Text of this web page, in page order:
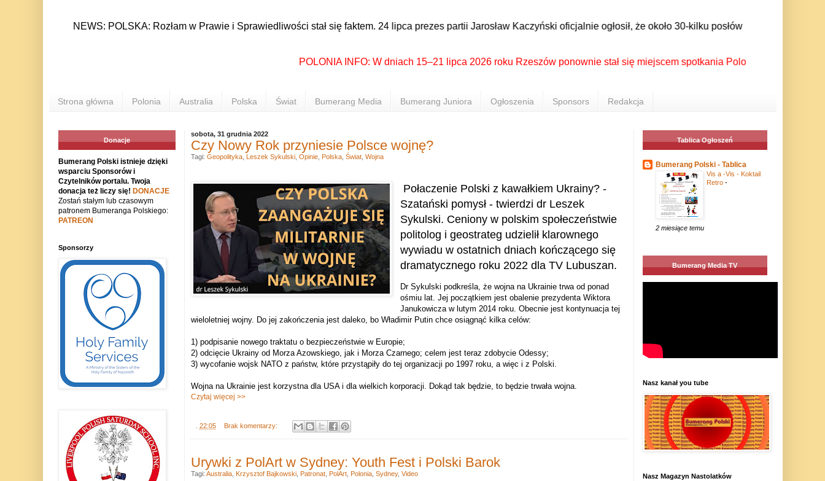
NEWS: POLSKA: Rozłam w Prawie i Sprawiedliwości stał się faktem. 24 lipca prezes partii Jarosław Kaczyński oficjalnie ogłosił, że około 30-kilku posłów zrezygnowało
POLONIA INFO: W dniach 15–21 lipca 2026 roku Rzeszów ponownie stał się miejscem spotkania Polonii z całego
Strona główna Polonia Australia Polska Świat Bumerang Media Bumerang Juniora Ogłoszenia Sponsors Redakcja
sobota, 31 grudnia 2022
Czy Nowy Rok przyniesie Polsce wojnę?
Połaczenie Polski z kawałkiem Ukrainy? -
Szatański pomysł - twierdzi dr Leszek
Sykulski. Ceniony w polskim społeczeństwie
politolog i geostrateg udzielił klarownego
wywiadu w ostatnich dniach kończącego się
dramatycznego roku 2022 dla TV Lubuszan.
Dr Sykulski podkreśla, że wojna na Ukrainie trwa od ponad
ośmiu lat. Jej początkiem jest obalenie prezydenta Wiktora
Janukowicza w lutym 2014 roku. Obecnie jest kontynuacja tej
wieloletniej wojny. Do jej zakończenia jest daleko, bo Władimir Putin chce osiągnąć kilka celów:
1) podpisanie nowego traktatu o bezpieczeństwie w Europie;
2) odcięcie Ukrainy od Morza Azowskiego, jak i Morza Czarnego; celem jest teraz zdobycie Odessy;
3) wycofanie wojsk NATO z państw, które przystąpiły do tej organizacji po 1997 roku, a więc i z Polski.
Wojna na Ukrainie jest korzystna dla USA i dla wielkich korporacji. Dokąd tak będzie, to będzie trwała wojna.
Czytaj więcej >>
22:05 Brak komentarzy:
Tagi: Geopolityka, Leszek Sykulski, Opinie, Polska, Świat, Wojna
Urywki z PolArt w Sydney: Youth Fest i Polski Barok
Tagi: Australia, Krzysztof Bajkowski, Patronat, PolArt, Polonia, Sydney, Video
Donacje
Bumerang Polski istnieje dzięki
wsparciu Sponsorów i
Czytelników portalu. Twoja
donacja też liczy się! DONACJE
Zostań stałym lub czasowym
patronem Bumeranga Polskiego:
PATREON
Sponsorzy
Tablica Ogłoszeń
Bumerang Polski - Tablica
Vis a -Vis - Koktail
Retro -
2 miesiące temu
Bumerang Media TV
Nasz kanał you tube
Nasz Magazyn Nastolatków